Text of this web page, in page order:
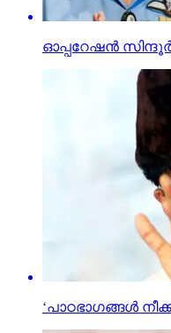
ഓപ്പറേഷന്‍
‘പാഠഭാഗങ്ങള്‍